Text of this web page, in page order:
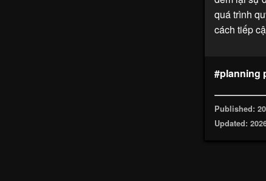
quá trình
cách tiếp
#planning
Published:
Updated: